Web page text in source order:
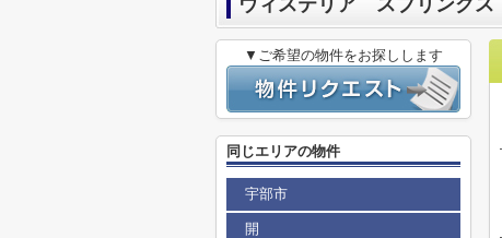
ウィステリア スプリングス
▼ご希望の物件をお探しします
同じエリアの物件
宇部市
開